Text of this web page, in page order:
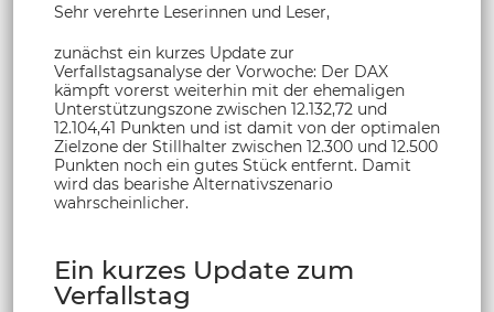
Sehr verehrte Leserinnen und Leser,
zunächst ein kurzes Update zur
Verfallstagsanalyse der Vorwoche: Der DAX
kämpft vorerst weiterhin mit der ehemaligen
Unterstützungszone zwischen 12.132,72 und
12.104,41 Punkten und ist damit von der optimalen
Zielzone der Stillhalter zwischen 12.300 und 12.500
Punkten noch ein gutes Stück entfernt. Damit
wird das bearishe Alternativszenario
wahrscheinlicher.
Ein kurzes Update zum
Verfallstag